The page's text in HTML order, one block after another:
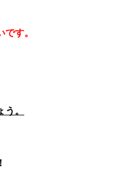
す。
。